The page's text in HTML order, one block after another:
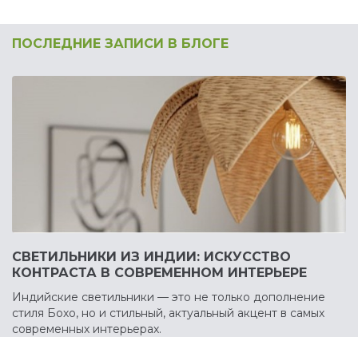
ПОСЛЕДНИЕ ЗАПИСИ В БЛОГЕ
СВЕТИЛЬНИКИ ИЗ ИНДИИ: ИСКУССТВО
КОНТРАСТА В СОВРЕМЕННОМ ИНТЕРЬЕРЕ
Индийские светильники — это не только дополнение
стиля Бохо, но и стильный, актуальный акцент в самых
современных интерьерах.